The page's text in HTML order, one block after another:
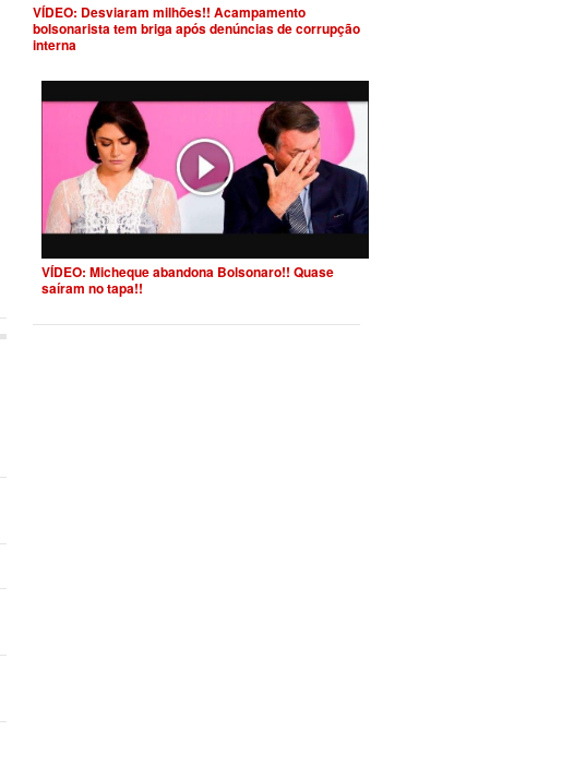
VÍDEO: Desviaram milhões!! Acampamento
bolsonarista tem briga após denúncias de corrupção
interna
VÍDEO: Micheque abandona Bolsonaro!! Quase
saíram no tapa!!